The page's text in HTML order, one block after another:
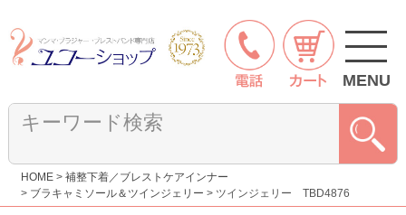
MENU
HOME
補整下着／ブレストケアインナー
ブラキャミソール＆ツインジェリー
ツインジェリー TBD4876